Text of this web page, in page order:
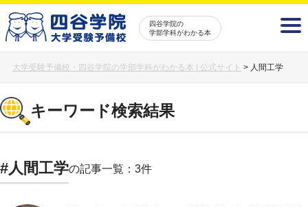
四谷学院の
学部学科がわかる本
大学受験予備校・四谷学院の学部学科がわかる本 | 公式サイト > 人間工学
キーワード検索結果
#人間工学の記事一覧：3件